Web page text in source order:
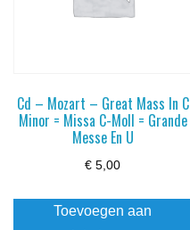
Cd – Mozart – Great Mass In C
Minor = Missa C-Moll = Grande
Messe En U
€ 5,00
Toevoegen aan